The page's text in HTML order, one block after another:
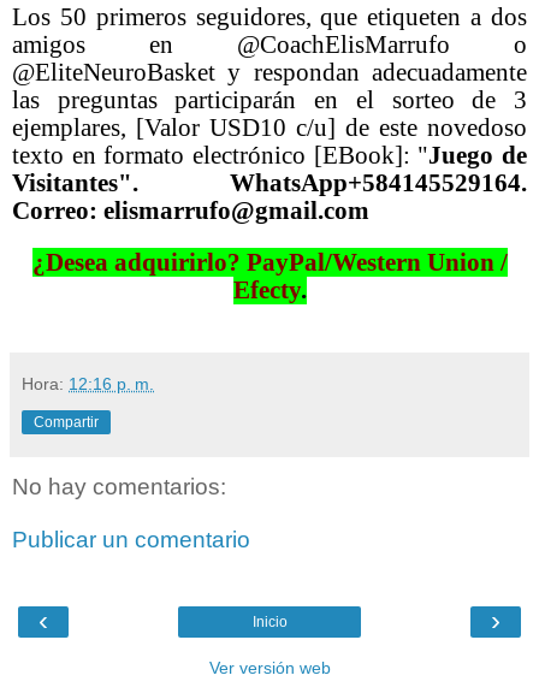
Los 50 primeros seguidores, que etiqueten a dos
amigos en @CoachElisMarrufo o
@EliteNeuroBasket y respondan adecuadamente
las preguntas participarán en el sorteo de 3
ejemplares, [Valor USD10 c/u] de este novedoso
texto en formato electrónico [EBook]: "Juego de
Visitantes". WhatsApp+584145529164.
Correo: elismarrufo@gmail.com
¿Desea adquirirlo? PayPal/Western Union /
Efecty.
Hora: 12:16 p. m.
Compartir
No hay comentarios:
Publicar un comentario
‹ ›
Inicio
Ver versión web